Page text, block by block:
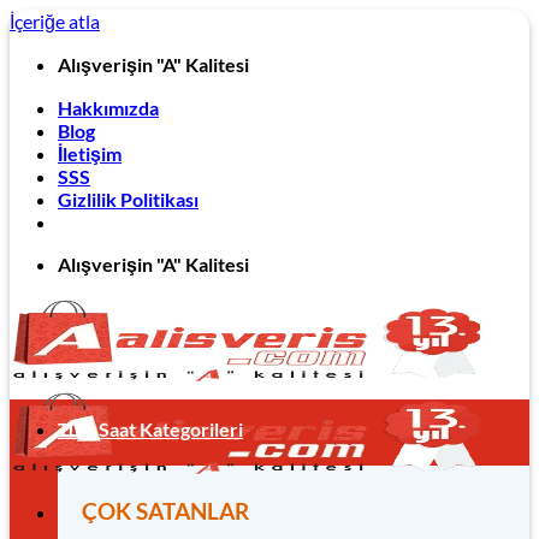
İçeriğe atla
Alışverişin "A" Kalitesi
Hakkımızda
Blog
İletişim
SSS
Gizlilik Politikası
Alışverişin "A" Kalitesi
Tüm Saat Kategorileri
ÇOK SATANLAR